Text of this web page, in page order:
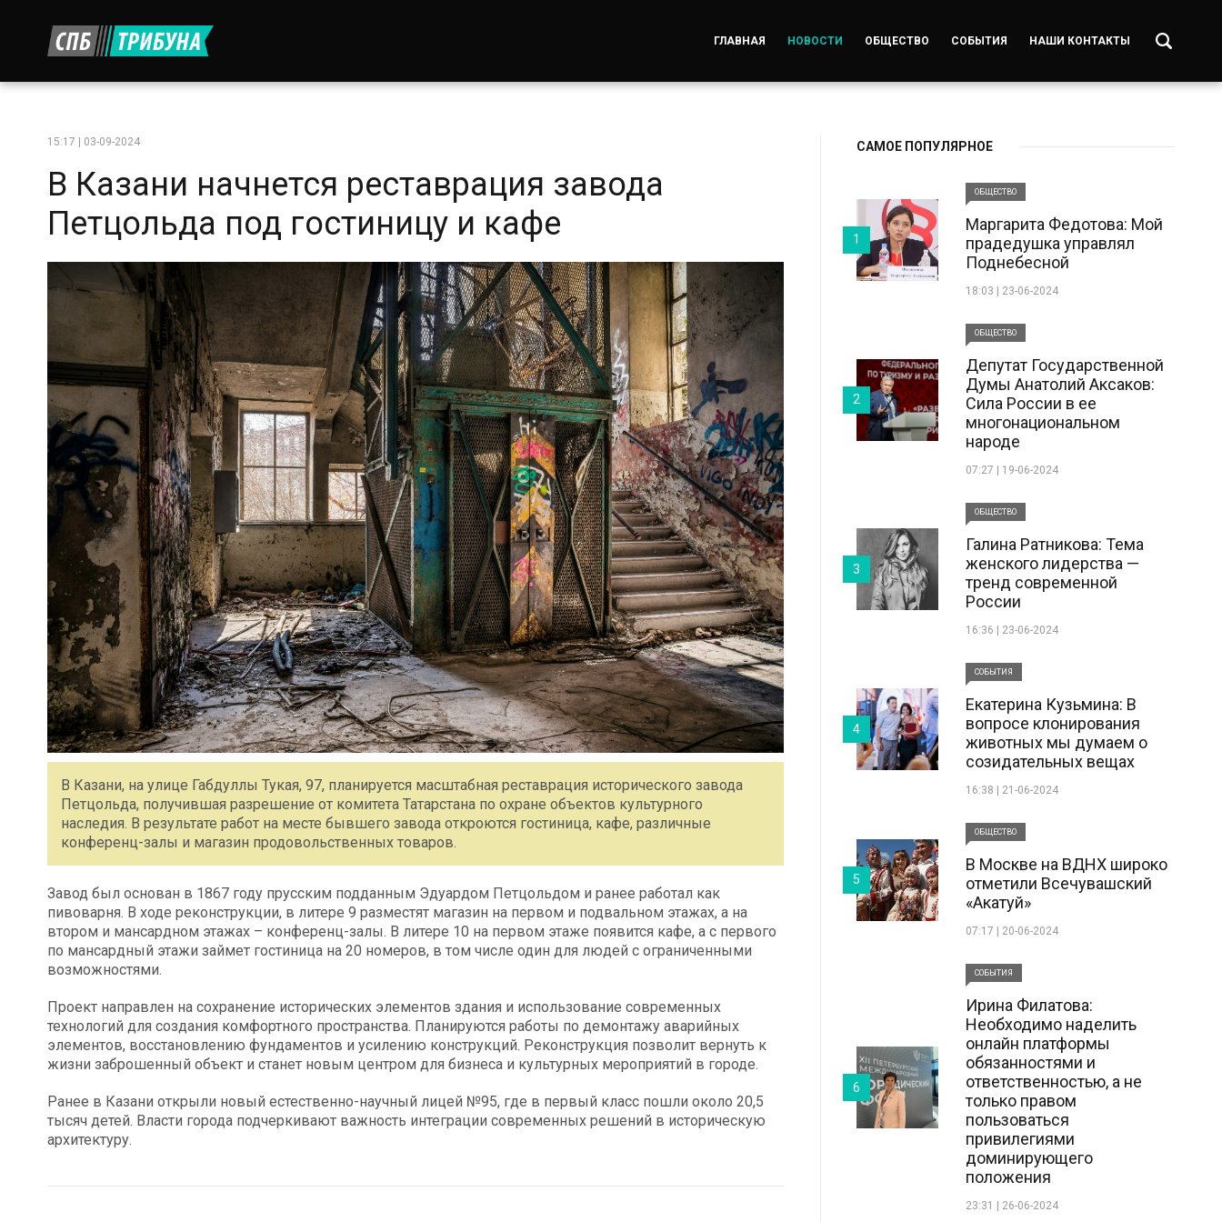
ГЛАВНАЯ НОВОСТИ ОБЩЕСТВО СОБЫТИЯ НАШИ КОНТАКТЫ
15:17 | 03-09-2024
В Казани начнется реставрация завода
Петцольда под гостиницу и кафе
В Казани, на улице Габдуллы Тукая, 97, планируется масштабная реставрация исторического завода
Петцольда, получившая разрешение от комитета Татарстана по охране объектов культурного
наследия. В результате работ на месте бывшего завода откроются гостиница, кафе, различные
конференц-залы и магазин продовольственных товаров.
Завод был основан в 1867 году прусским подданным Эдуардом Петцольдом и ранее работал как
пивоварня. В ходе реконструкции, в литере 9 разместят магазин на первом и подвальном этажах, а на
втором и мансардном этажах – конференц-залы. В литере 10 на первом этаже появится кафе, а с первого
по мансардный этажи займет гостиница на 20 номеров, в том числе один для людей с ограниченными
возможностями.
Проект направлен на сохранение исторических элементов здания и использование современных
технологий для создания комфортного пространства. Планируются работы по демонтажу аварийных
элементов, восстановлению фундаментов и усилению конструкций. Реконструкция позволит вернуть к
жизни заброшенный объект и станет новым центром для бизнеса и культурных мероприятий в городе.
Ранее в Казани открыли новый естественно-научный лицей №95, где в первый класс пошли около 20,5
тысяч детей. Власти города подчеркивают важность интеграции современных решений в историческую
архитектуру.
САМОЕ ПОПУЛЯРНОЕ
ОБЩЕСТВО
Маргарита Федотова: Мой
прадедушка управлял
Поднебесной
18:03 | 23-06-2024
1
ОБЩЕСТВО
Депутат Государственной
Думы Анатолий Аксаков:
Сила России в ее
многонациональном
народе
07:27 | 19-06-2024
2
ОБЩЕСТВО
Галина Ратникова: Тема
женского лидерства —
тренд современной
России
16:36 | 23-06-2024
3
СОБЫТИЯ
Екатерина Кузьмина: В
вопросе клонирования
животных мы думаем о
созидательных вещах
16:38 | 21-06-2024
4
ОБЩЕСТВО
В Москве на ВДНХ широко
отметили Всечувашский
«Акатуй»
07:17 | 20-06-2024
5
СОБЫТИЯ
Ирина Филатова:
Необходимо наделить
онлайн платформы
обязанностями и
ответственностью, а не
только правом
пользоваться
привилегиями
доминирующего
положения
23:31 | 26-06-2024
6